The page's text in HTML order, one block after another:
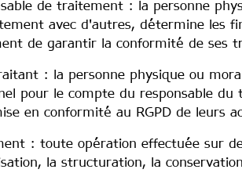
de traitement : la personne
avec d'autres, détermine les
de garantir la conformité de ses
: la personne physique ou
pour le compte du responsable
en conformité au RGPD de leurs
: toute opération effectuée sur
la structuration, la